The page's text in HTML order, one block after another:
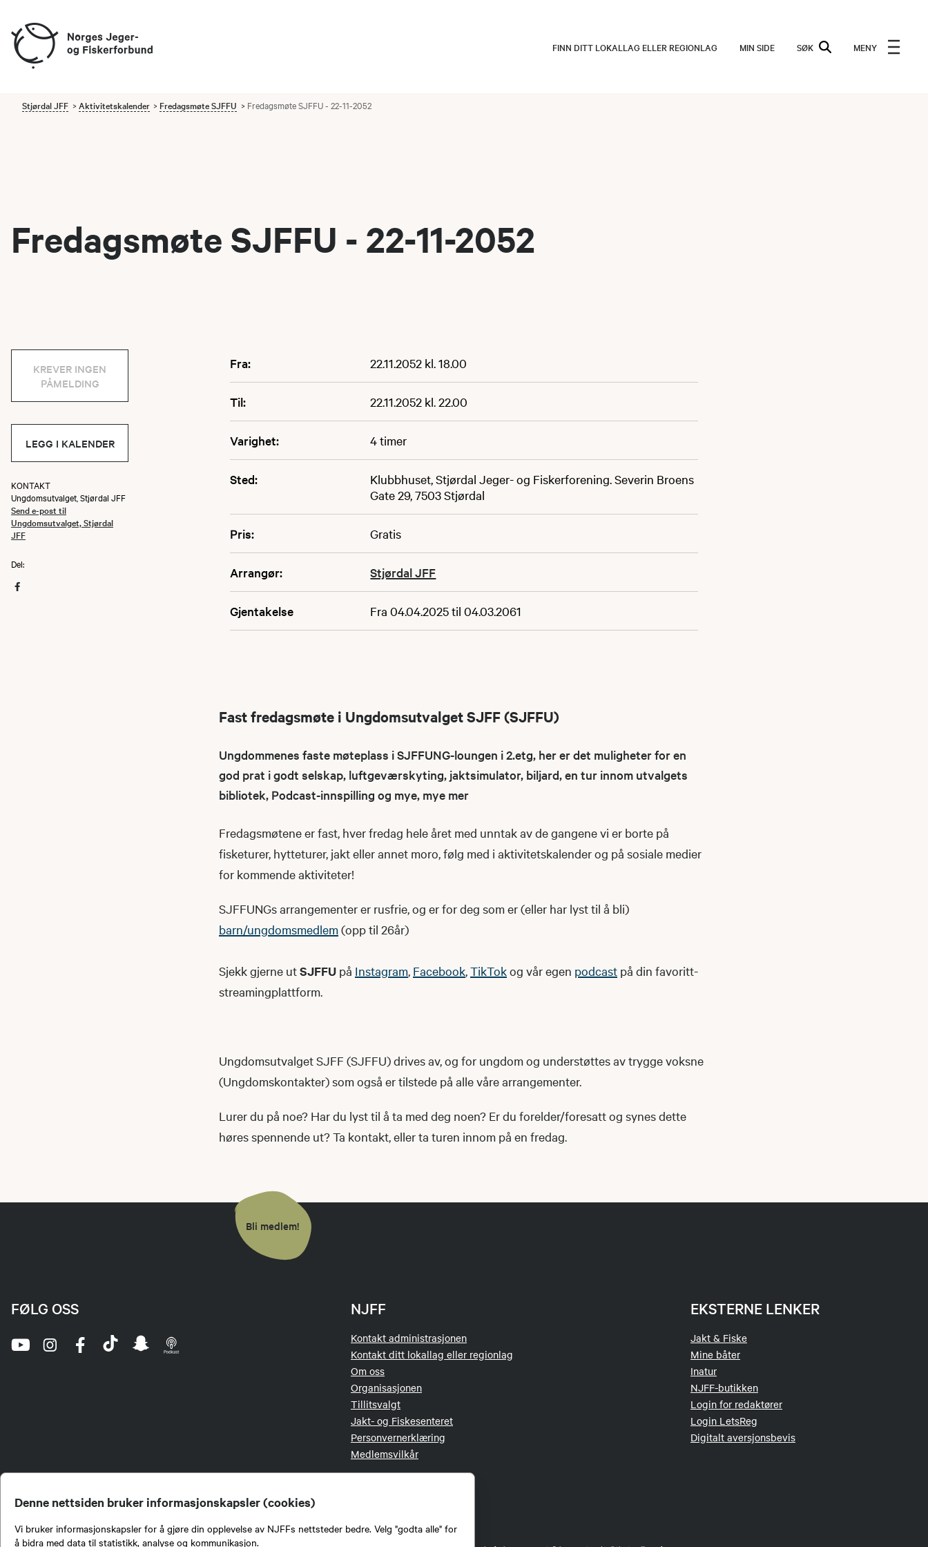
Denne nettsiden bruker informasjonskapsler (cookies)
Vi bruker informasjonskapsler for å gjøre din opplevelse av NJFFs nettsteder bedre. Velg "godta alle" for
å bidra med data til statistikk, analyse og kommunikasjon.
FINN DITT LOKALLAG ELLER REGIONLAG MIN SIDE SØK MENY
Stjørdal JFF Aktivitetskalender Fredagsmøte SJFFU Fredagsmøte SJFFU - 22-11-2052
Fredagsmøte SJFFU - 22-11-2052
Fra: 22.11.2052 kl. 18.00
Til: 22.11.2052 kl. 22.00
Varighet: 4 timer
Sted:
Klubbhuset, Stjørdal Jeger- og Fiskerforening. Severin Broens
Gate 29, 7503 Stjørdal
Pris: Gratis
Arrangør: Stjørdal JFF
Gjentakelse Fra 04.04.2025 til 04.03.2061
KREVER INGEN
PÅMELDING
LEGG I KALENDER
KONTAKT
Ungdomsutvalget, Stjørdal JFF
Send e-post til
Ungdomsutvalget, Stjørdal
JFF
Del:
Fast fredagsmøte i Ungdomsutvalget SJFF (SJFFU)
Ungdommenes faste møteplass i SJFFUNG-loungen i 2.etg, her er det muligheter for en
god prat i godt selskap, luftgeværskyting, jaktsimulator, biljard, en tur innom utvalgets
bibliotek, Podcast-innspilling og mye, mye mer
Fredagsmøtene er fast, hver fredag hele året med unntak av de gangene vi er borte på
fisketurer, hytteturer, jakt eller annet moro, følg med i aktivitetskalender og på sosiale medier
for kommende aktiviteter!
SJFFUNGs arrangementer er rusfrie, og er for deg som er (eller har lyst til å bli)
barn/ungdomsmedlem(opp til 26år)
Sjekk gjerne utSJFFU på Instagram, Facebook,TikTokog vår egen podcast på din favoritt-
streamingplattform.
Ungdomsutvalget SJFF (SJFFU) drives av, og for ungdom og understøttes av trygge voksne
(Ungdomskontakter) som også er tilstede på alle våre arrangementer.
Lurer du på noe? Har du lyst til å ta med deg noen? Er du forelder/foresatt og synes dette
høres spennende ut? Ta kontakt, eller ta turen innom på en fredag.
Bli medlem!
NJFF
Kontakt administrasjonen
Kontakt ditt lokallag eller regionlag
Om oss
Organisasjonen
Tillitsvalgt
Jakt- og Fiskesenteret
Personvernerklæring
Medlemsvilkår
EKSTERNE LENKER
Jakt & Fiske
Mine båter
Inatur
NJFF-butikken
Login for redaktører
Login LetsReg
Digitalt aversjonsbevis
FØLG OSS